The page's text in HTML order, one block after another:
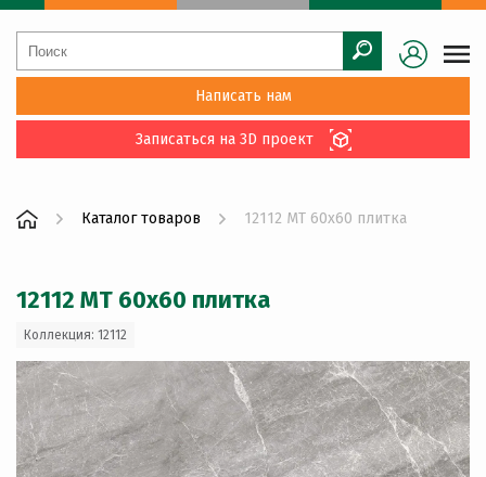
Написать нам
Записаться на 3D проект
Каталог товаров 12112 MT 60x60 плитка
12112 MT 60x60 плитка
Коллекция: 12112